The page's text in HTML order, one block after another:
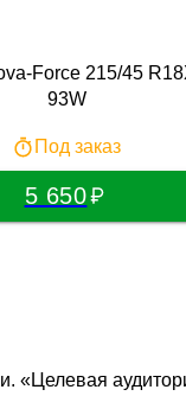
Force 215/45
93W
Под заказ
5 650
«Целевая